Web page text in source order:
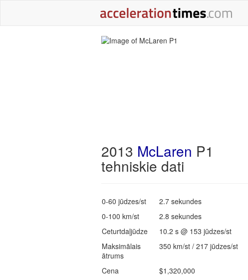
2013 McLaren P1
tehniskie dati
0-60 jūdzes/st
2.7 sekundes
0-100 km/st
2.8 sekundes
Ceturtdaļjūdze
10.2 s @ 153 jūdzes/st
Maksimālais
ātrums
350 km/st / 217 jūdzes/st
Cena
$1,320,000